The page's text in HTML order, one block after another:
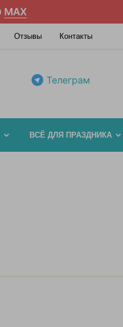
MAX
Отзывы Контакты
Телеграм
ВСЁ ДЛЯ ПРАЗДНИКА